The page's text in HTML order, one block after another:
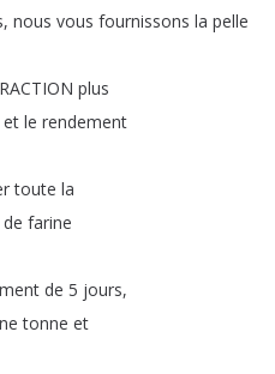
, nous vous fournissons la pelle
plus
et le rendement
toute la
de farine
de 5 jours,
tonne et